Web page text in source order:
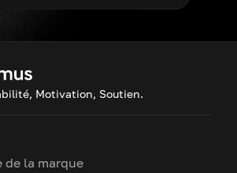
Motivation, Soutien.
de la marque